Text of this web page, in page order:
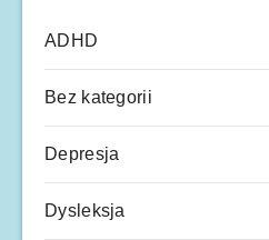
ADHD
Bez kategorii
Depresja
Dysleksja